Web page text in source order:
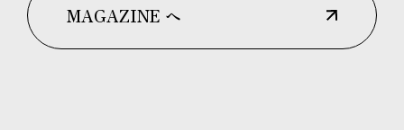
MAGAZINE へ